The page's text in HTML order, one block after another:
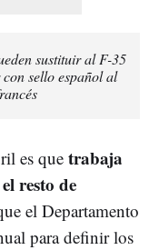
sustituir al F-35
sello español al
es que trabaja
resto de
el Departamento
para definir los